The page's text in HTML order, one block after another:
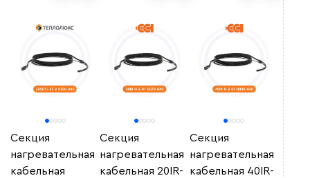
Секция
нагревательная
кабельная
Секция
нагревательная
кабельная 20IR-
Секция
нагревательная
кабельная 40IR-